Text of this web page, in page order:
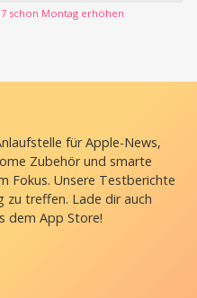
schon Montag erhöhen
für Apple-News,
Zubehör und smarte
Fokus. Unsere Testberichte
zu treffen. Lade dir auch
dem App Store!